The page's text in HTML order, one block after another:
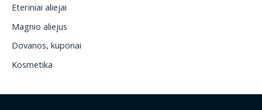
Eteriniai aliejai
Magnio aliejus
Dovanos, kuponai
Kosmetika